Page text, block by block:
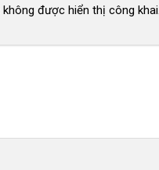
không được hiển thị công khai.